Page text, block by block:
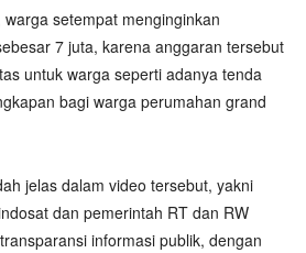
setempat menginginkan
7 juta, karena anggaran tersebut
untuk warga seperti adanya tenda
bagi warga perumahan grand
jelas dalam video tersebut, yakni
dan pemerintah RT dan RW
informasi publik, dengan